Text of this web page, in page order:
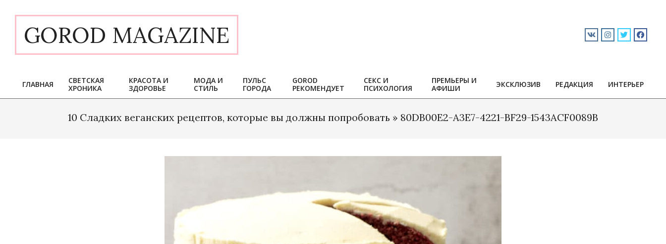
contentGOROD MAGAZINE
Primary
Navigation
ГЛАВНАЯ
СВЕТСКАЯ
ХРОНИКА
КРАСОТА И
ЗДОРОВЬЕ
МОДА И
СТИЛЬ
ПУЛЬС
ГОРОДА
GOROD
РЕКОМЕНДУЕТ
СЕКС И
ПСИХОЛОГИЯ
ПРЕМЬЕРЫ И
АФИШИ
ЭКСКЛЮЗИВ РЕДАКЦИЯ ИНТЕРЬЕР
10 Сладких веганских рецептов, которые вы должны попробовать » 80DB00E2-A3E7-4221-BF29-1543ACF0089B